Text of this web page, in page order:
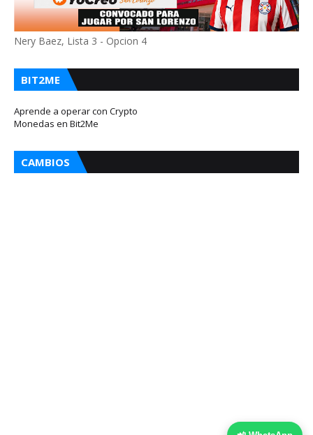
Nery Baez, Lista 3 - Opcion 4
BIT2ME
Aprende a operar con Crypto
Monedas en Bit2Me
CAMBIOS